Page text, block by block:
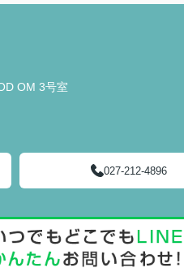
OM 3号室
027-212-4896